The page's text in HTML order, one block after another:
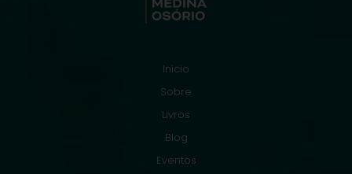
Início
Sobre
Livros
Blog
Eventos